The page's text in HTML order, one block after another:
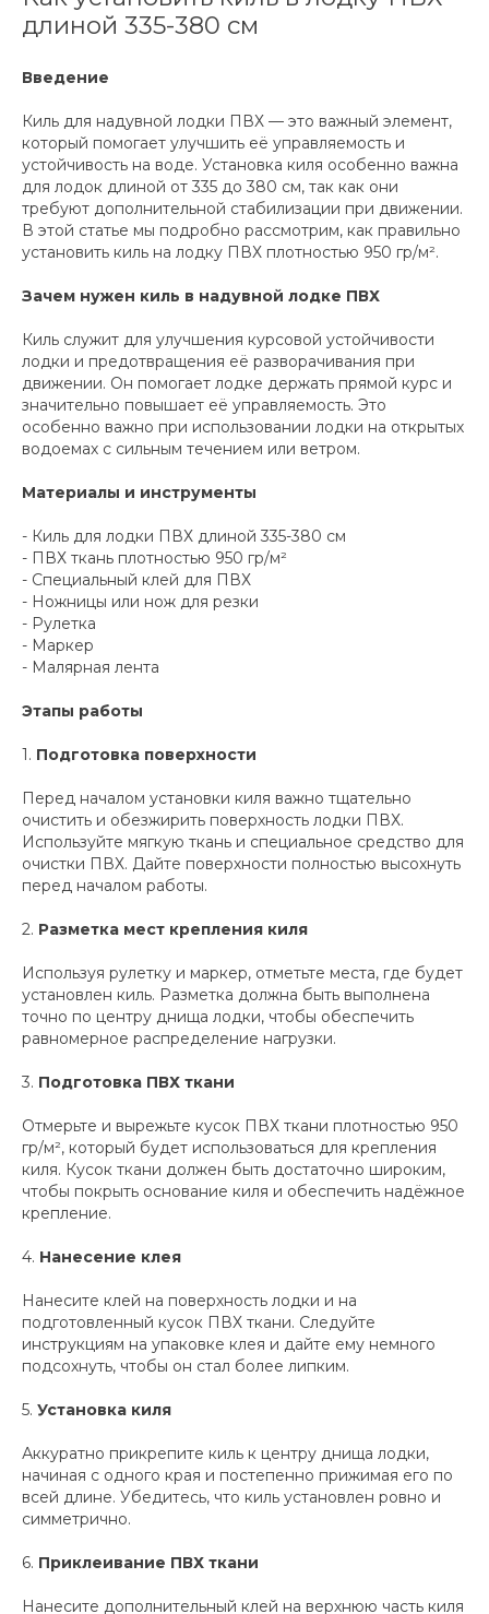
длиной 335-380 см
Введение
Киль для надувной лодки ПВХ — это важный элемент,
который помогает улучшить её управляемость и
устойчивость на воде. Установка киля особенно важна
для лодок длиной от 335 до 380 см, так как они
требуют дополнительной стабилизации при движении.
В этой статье мы подробно рассмотрим, как правильно
установить киль на лодку ПВХ плотностью 950 гр/м².
Зачем нужен киль в надувной лодке ПВХ
Киль служит для улучшения курсовой устойчивости
лодки и предотвращения её разворачивания при
движении. Он помогает лодке держать прямой курс и
значительно повышает её управляемость. Это
особенно важно при использовании лодки на открытых
водоемах с сильным течением или ветром.
Материалы и инструменты
- Киль для лодки ПВХ длиной 335-380 см
- ПВХ ткань плотностью 950 гр/м²
- Специальный клей для ПВХ
- Ножницы или нож для резки
- Рулетка
- Маркер
- Малярная лента
Этапы работы
1. Подготовка поверхности
Перед началом установки киля важно тщательно
очистить и обезжирить поверхность лодки ПВХ.
Используйте мягкую ткань и специальное средство для
очистки ПВХ. Дайте поверхности полностью высохнуть
перед началом работы.
2. Разметка мест крепления киля
Используя рулетку и маркер, отметьте места, где будет
установлен киль. Разметка должна быть выполнена
точно по центру днища лодки, чтобы обеспечить
равномерное распределение нагрузки.
3. Подготовка ПВХ ткани
Отмерьте и вырежьте кусок ПВХ ткани плотностью 950
гр/м², который будет использоваться для крепления
киля. Кусок ткани должен быть достаточно широким,
чтобы покрыть основание киля и обеспечить надёжное
крепление.
4. Нанесение клея
Нанесите клей на поверхность лодки и на
подготовленный кусок ПВХ ткани. Следуйте
инструкциям на упаковке клея и дайте ему немного
подсохнуть, чтобы он стал более липким.
5. Установка киля
Аккуратно прикрепите киль к центру днища лодки,
начиная с одного края и постепенно прижимая его по
всей длине. Убедитесь, что киль установлен ровно и
симметрично.
6. Приклеивание ПВХ ткани
Нанесите дополнительный клей на верхнюю часть киля